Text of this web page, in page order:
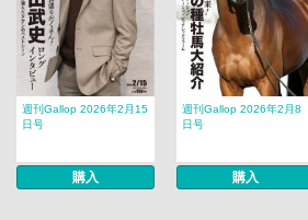
週刊Gallop 2026年2月15
日号
購入
週刊Gallop 2026年2月8
日号
購入